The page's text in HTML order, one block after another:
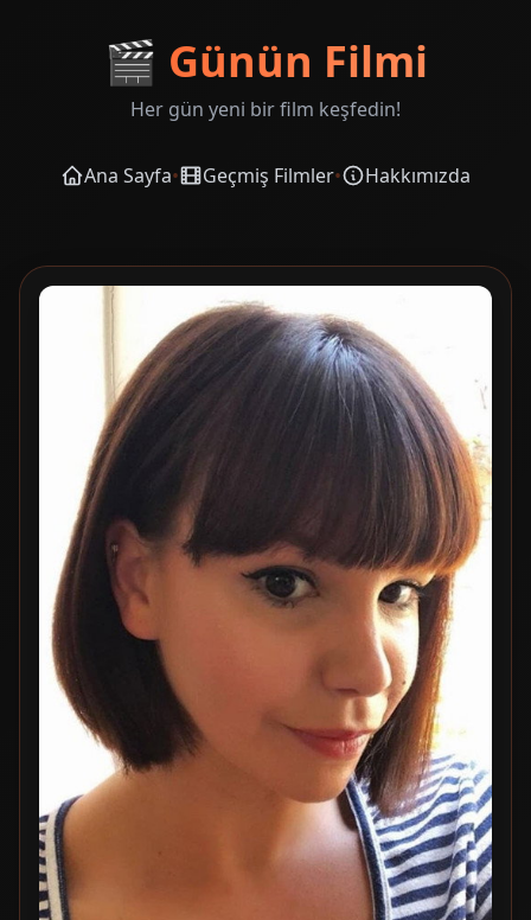
🎬 Günün Filmi
Her gün yeni bir film keşfedin!
Ana Sayfa• Geçmiş Filmler• Hakkımızda